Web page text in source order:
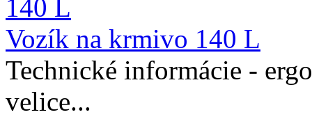
Vozík na krmivo 140 L
Technické informácie -
velice...